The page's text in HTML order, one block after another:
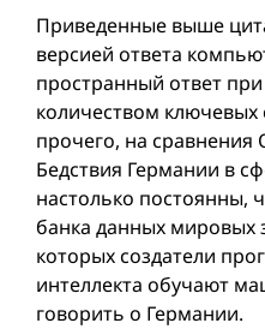
Приведенные выше
версией ответа
пространный ответ
количеством
прочего, на сравнения
Бедствия Германии в
настолько постоянны,
банка данных
которых создатели
интеллекта обучают
говорить о Германии.